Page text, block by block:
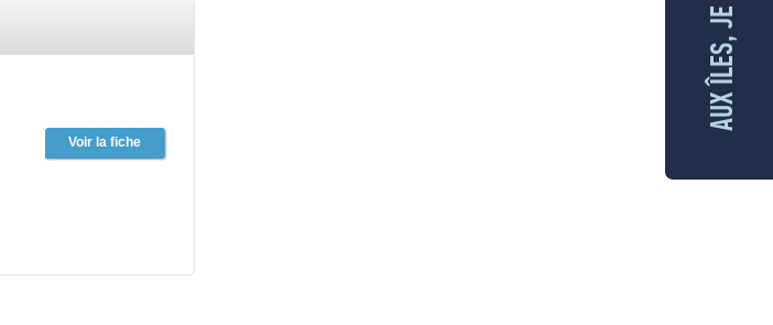
Voir la fiche